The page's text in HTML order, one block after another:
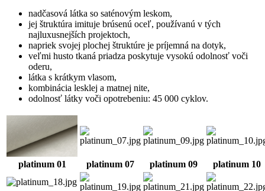
nadčasová látka so saténovým leskom,
jej štruktúra imituje brúsenú oceľ, používanú v tých
najluxusnejších projektoch,
napriek svojej plochej štruktúre je príjemná na dotyk,
veľmi husto tkaná priadza poskytuje vysokú odolnosť voči
oderu,
látka s krátkym vlasom,
kombinácia lesklej a matnej nite,
odolnosť látky voči opotrebeniu: 45 000 cyklov.
platinum 01 platinum 07 platinum 09 platinum 10